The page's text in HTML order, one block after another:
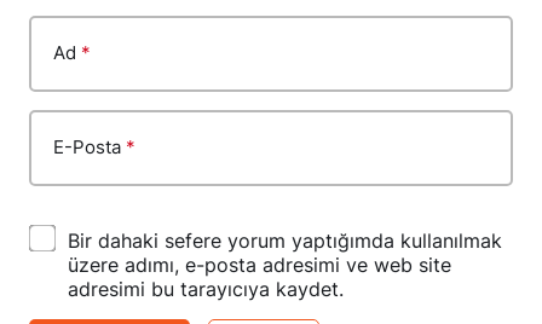
Ad *
E-Posta *
Bir dahaki sefere yorum yaptığımda kullanılmak
üzere adımı, e-posta adresimi ve web site
adresimi bu tarayıcıya kaydet.